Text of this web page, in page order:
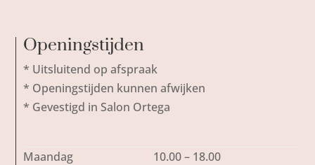
Openingstijden
* Uitsluitend op afspraak
* Openingstijden kunnen afwijken
* Gevestigd in Salon Ortega
Maandag
10.00 – 18.00